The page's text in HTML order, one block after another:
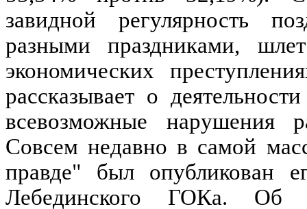
завидной регулярность
разными праздниками,
экономических
рассказывает о
всевозможные нарушения
Совсем недавно в самой
правде" был опубликован
Лебединского ГОКа. Об